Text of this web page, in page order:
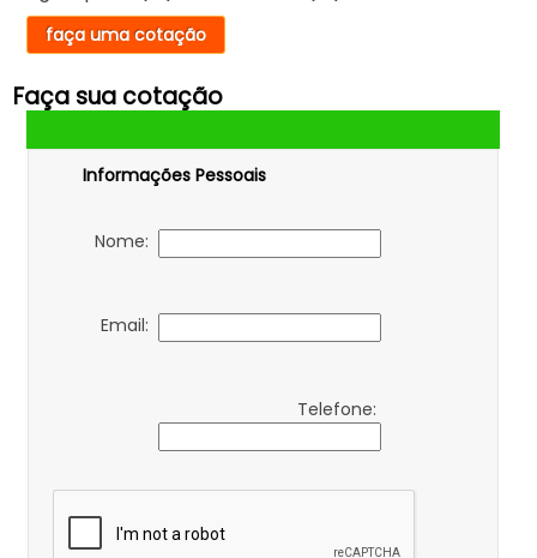
faça uma cotação
Faça sua cotação
Informações Pessoais
Nome:
Email:
Telefone: